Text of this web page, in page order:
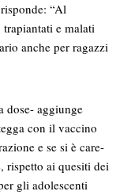
“Al
e malati
anche per ragazzi
dose- aggiunge
con il vaccino
e se si è care-
rispetto ai quesiti dei
gli adolescenti